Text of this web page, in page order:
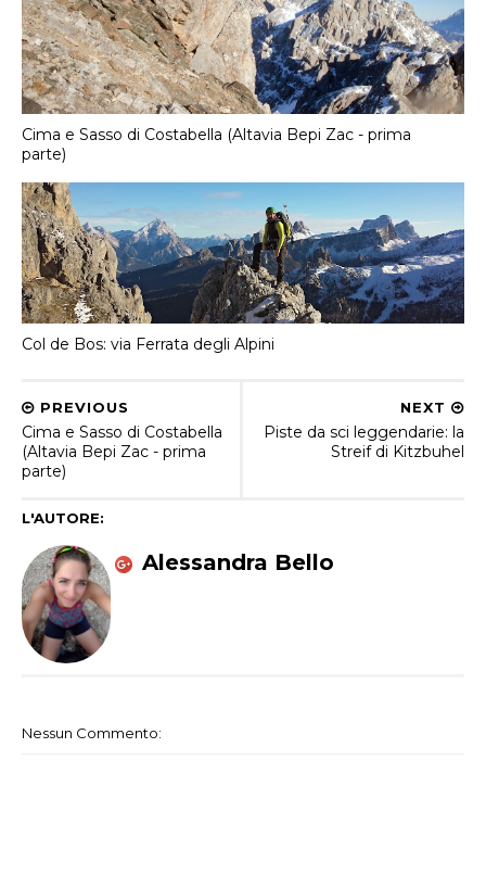
Cima e Sasso di Costabella (Altavia Bepi Zac - prima
parte)
Col de Bos: via Ferrata degli Alpini
NEXT
Piste da sci leggendarie: la
Streif di Kitzbuhel
PREVIOUS
Cima e Sasso di Costabella
(Altavia Bepi Zac - prima
parte)
L'AUTORE:
Alessandra Bello
Nessun Commento: